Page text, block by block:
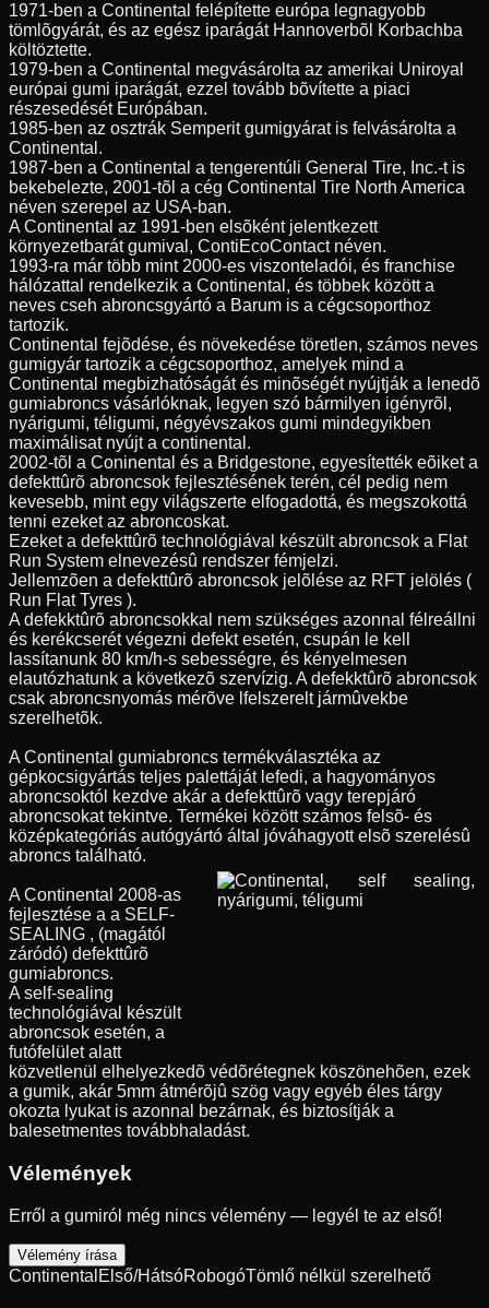
1971-ben a Continental felépítette európa legnagyobb
tömlõgyárát, és az egész iparágát Hannoverbõl Korbachba
költöztette.
1979-ben a Continental megvásárolta az amerikai Uniroyal
európai gumi iparágát, ezzel tovább bõvítette a piaci
részesedését Európában.
1985-ben az osztrák Semperit gumigyárat is felvásárolta a
Continental.
1987-ben a Continental a tengerentúli General Tire, Inc.-t is
bekebelezte, 2001-tõl a cég Continental Tire North America
néven szerepel az USA-ban.
A Continental az 1991-ben elsõként jelentkezett
környezetbarát gumival, ContiEcoContact néven.
1993-ra már több mint 2000-es viszonteladói, és franchise
hálózattal rendelkezik a Continental, és többek között a
neves cseh abroncsgyártó a Barum is a cégcsoporthoz
tartozik.
Continental fejõdése, és növekedése töretlen, számos neves
gumigyár tartozik a cégcsoporthoz, amelyek mind a
Continental megbizhatóságát és minõségét nyújtják a lenedõ
gumiabroncs vásárlóknak, legyen szó bármilyen igényrõl,
nyárigumi, téligumi, négyévszakos gumi mindegyikben
maximálisat nyújt a continental.
2002-tõl a Coninental és a Bridgestone, egyesítették eõiket a
defekttûrõ abroncsok fejlesztésének terén, cél pedig nem
kevesebb, mint egy világszerte elfogadottá, és megszokottá
tenni ezeket az abroncoskat.
Ezeket a defekttûrõ technológiával készült abroncsok a Flat
Run System elnevezésû rendszer fémjelzi.
Jellemzõen a defekttûrõ abroncsok jelõlése az RFT jelölés (
Run Flat Tyres ).
A defekktûrõ abroncsokkal nem szükséges azonnal félreállni
és kerékcserét végezni defekt esetén, csupán le kell
lassítanunk 80 km/h-s sebességre, és kényelmesen
elautózhatunk a következõ szervízig. A defekktûrõ abroncsok
csak abroncsnyomás mérõve lfelszerelt jármûvekbe
szerelhetõk.
A Continental gumiabroncs termékválasztéka az
gépkocsigyártás teljes palettáját lefedi, a hagyományos
abroncsoktól kezdve akár a defekttûrõ vagy terepjáró
abroncsokat tekintve. Termékei között számos felsõ- és
középkategóriás autógyártó által jóváhagyott elsõ szerelésû
abroncs található.
A Continental 2008-as
fejlesztése a a SELF-
SEALING , (magától
záródó) defekttûrõ
gumiabroncs.
A self-sealing
technológiával készült
abroncsok esetén, a
futófelület alatt
közvetlenül elhelyezkedõ védõrétegnek köszönehõen, ezek
a gumik, akár 5mm átmérõjû szög vagy egyéb éles tárgy
okozta lyukat is azonnal bezárnak, és biztosítják a
balesetmentes továbbhaladást.
Vélemények
Erről a gumiról még nincs vélemény — legyél te az első!
Vélemény írása
Continental Első/HátsóRobogóTömlő nélkül szerelhető